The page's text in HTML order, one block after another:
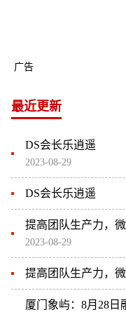
广告
最近更新
DS会长乐逍遥
2023-08-29
DS会长乐逍遥
提高团队生产力，
2023-08-29
提高团队生产力，
厦门象屿：8月28日